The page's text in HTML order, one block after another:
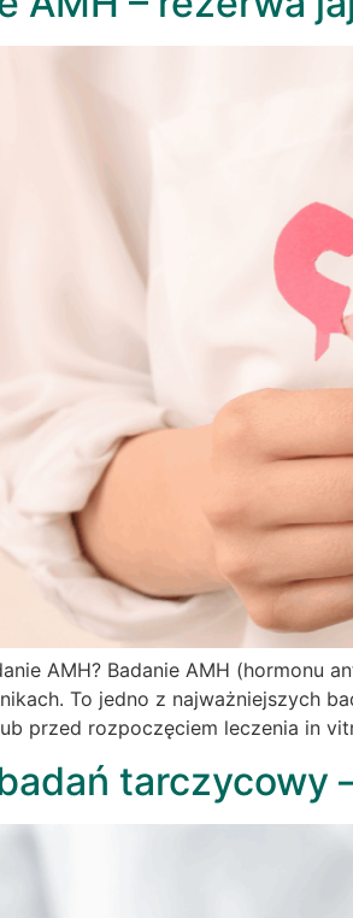
AMH? Badanie AMH (hormonu
To jedno z najważniejszych
przed rozpoczęciem leczenia in
tarczycowy